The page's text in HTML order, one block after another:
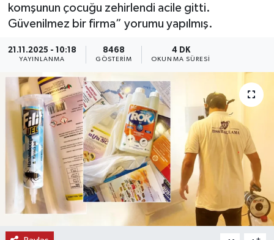
komşunun çocuğu zehirlendi acile gitti.
Güvenilmez bir firma” yorumu yapılmış.
21.11.2025 - 10:18
YAYINLANMA
8468
GÖSTERIM
4 DK
OKUNMA SÜRESI
KÜLTÜR - SANAT
MAGAZİN
ÖZEL HABER
SAĞLIK
SPOR
TEKNOLOJİ
TİCARET